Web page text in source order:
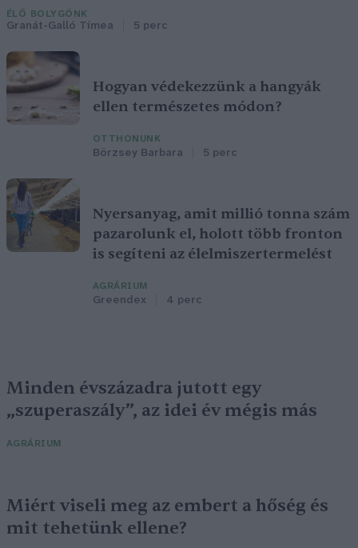
ÉLŐ BOLYGÓNK
Granát-Galló Tímea 5 perc
Hogyan védekezzünk a hangyák
ellen természetes módon?
OTTHONUNK
Börzsey Barbara 5 perc
Nyersanyag, amit millió tonna szám
pazarolunk el, holott több fronton
is segíteni az élelmiszertermelést
AGRÁRIUM
Greendex 4 perc
Minden évszázadra jutott egy
„szuperaszály”, az idei év mégis más
AGRÁRIUM
Miért viseli meg az embert a hőség és
mit tehetünk ellene?